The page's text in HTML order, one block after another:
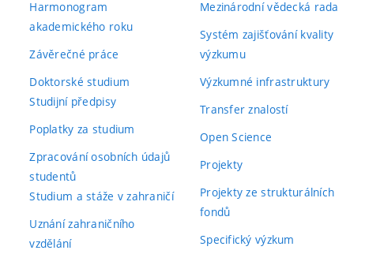
Harmonogram
akademického roku
Závěrečné práce
Doktorské studium
Studijní předpisy
Poplatky za studium
Zpracování osobních údajů
studentů
Studium a stáže v zahraničí
Uznání zahraničního
vzdělání
Mezinárodní vědecká rada
Systém zajišťování kvality
výzkumu
Výzkumné infrastruktury
Transfer znalostí
Open Science
Projekty
Projekty ze strukturálních
fondů
Specifický výzkum